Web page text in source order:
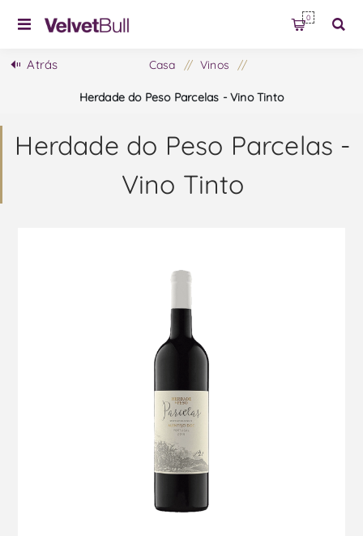
0
Atrás Casa / Vinos /
Herdade do Peso Parcelas - Vino Tinto
Herdade do Peso Parcelas -
Vino Tinto